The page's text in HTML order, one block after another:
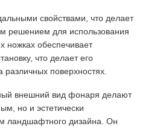
свойствами, что делает
решением для использования
ножках обеспечивает
что делает его
поверхностях.
внешний вид фонаря делают
но и эстетически
ландшафтного дизайна. Он